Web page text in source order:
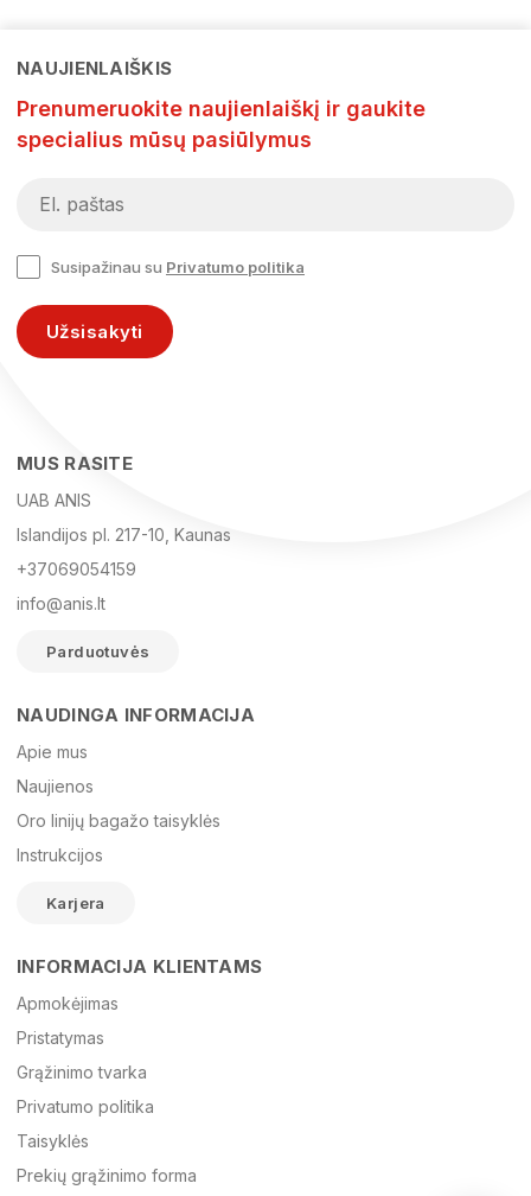
El. paštas
Žinutė
NAUJIENLAIŠKIS
Prenumeruokite naujienlaiškį ir gaukite
specialius mūsų pasiūlymus
Susipažinau su Privatumo politika
Užsisakyti
MUS RASITE
UAB ANIS
Islandijos pl. 217-10, Kaunas
+37069054159
info@anis.lt
Parduotuvės
NAUDINGA INFORMACIJA
Apie mus
Naujienos
Oro linijų bagažo taisyklės
Instrukcijos
Karjera
INFORMACIJA KLIENTAMS
Apmokėjimas
Pristatymas
Grąžinimo tvarka
Privatumo politika
Taisyklės
Prekių grąžinimo forma